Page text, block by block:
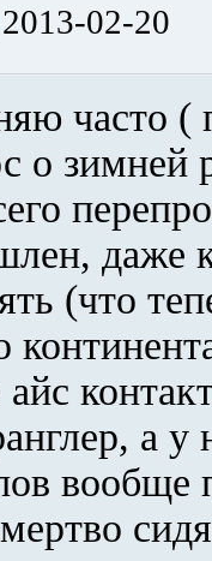
02-20
часто (
о зимней
даже
(что
а у
вообще